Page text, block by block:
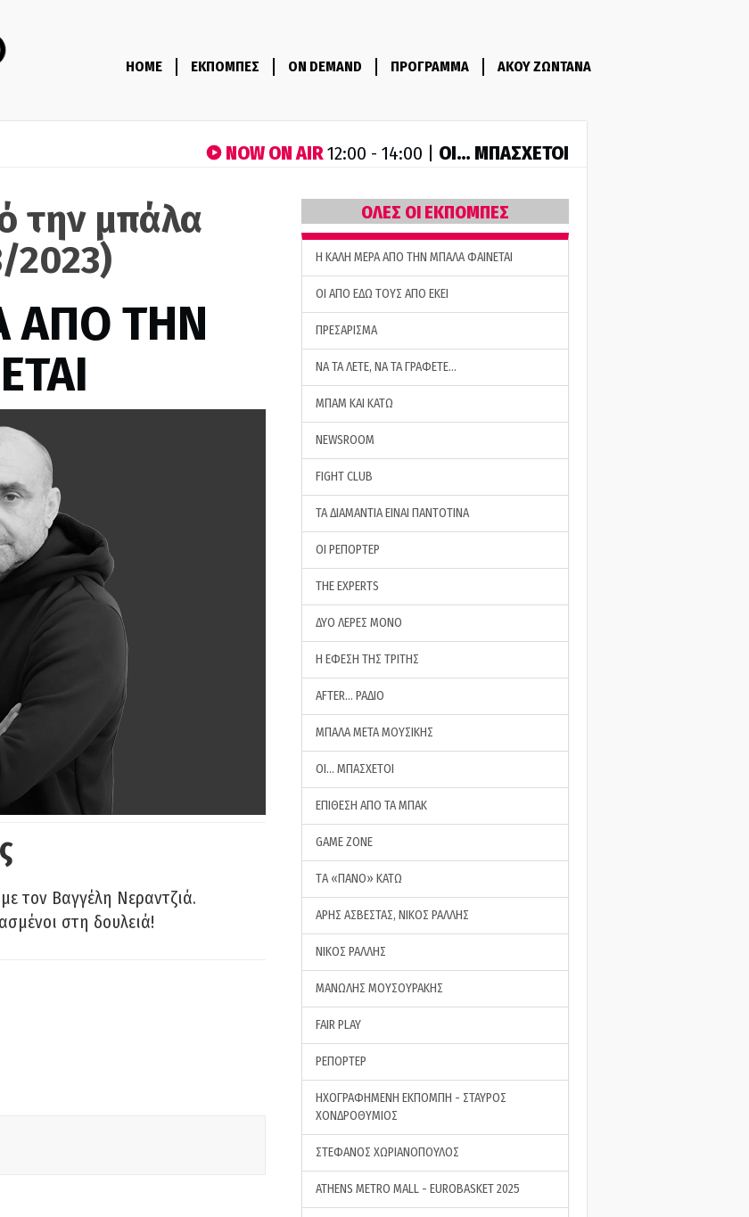
HOME ΕΚΠΟΜΠΕΣ ON DEMAND ΠΡΟΓΡΑΜΜΑ ΑΚΟΥ ΖΩΝΤΑΝΑ
NOW ON AIR12:00 - 14:00 | ΟΙ… ΜΠΑΣΧΕΤΟΙ
την μπάλα
2023)
ΑΠΟ ΤΗΝ
τον Βαγγέλη Νεραντζιά.
στη δουλειά!
ΟΛΕΣ ΟΙ ΕΚΠΟΜΠΕΣ
H ΚΑΛΗ ΜΕΡΑ ΑΠΟ ΤΗΝ ΜΠΑΛΑ ΦΑΙΝΕΤΑΙ
ΟΙ ΑΠΟ ΕΔΩ ΤΟΥΣ ΑΠΟ ΕΚΕΙ
ΠΡΕΣΑΡΙΣΜΑ
ΝΑ ΤΑ ΛΕΤΕ, ΝΑ ΤΑ ΓΡΑΦΕΤΕ…
ΜΠΑΜ ΚΑΙ ΚΑΤΩ
NEWSROOM
FIGHT CLUB
ΤΑ ΔΙΑΜΑΝΤΙΑ ΕΙΝΑΙ ΠΑΝΤΟΤΙΝΑ
ΟΙ ΡΕΠΟΡΤΕΡ
THE EXPERTS
ΔΥΟ ΛΕΡΕΣ ΜΟΝΟ
Η ΕΦΕΣΗ ΤΗΣ ΤΡΙΤΗΣ
AFTER… ΡΑΔΙΟ
ΜΠΑΛΑ ΜΕΤΑ ΜΟΥΣΙΚΗΣ
ΟΙ… ΜΠΑΣΧΕΤΟΙ
ΕΠΙΘΕΣΗ ΑΠΟ ΤΑ ΜΠΑΚ
GAME ZONE
ΤA «ΠΑΝΟ» ΚΑΤΩ
ΑΡΗΣ ΑΣΒΕΣΤΑΣ, ΝΙΚΟΣ ΡΑΛΛΗΣ
ΝΙΚΟΣ ΡΑΛΛΗΣ
ΜΑΝΩΛΗΣ ΜΟΥΣΟΥΡΑΚΗΣ
FAIR PLAY
ΡΕΠΟΡΤΕΡ
ΗΧΟΓΡΑΦΗΜΕΝΗ ΕΚΠΟΜΠΗ - ΣΤΑΥΡΟΣ
ΧΟΝΔΡΟΘΥΜΙΟΣ
ΣΤΕΦΑΝΟΣ ΧΩΡΙΑΝΟΠΟΥΛΟΣ
ATHENS METRO MALL - EUROBASKET 2025